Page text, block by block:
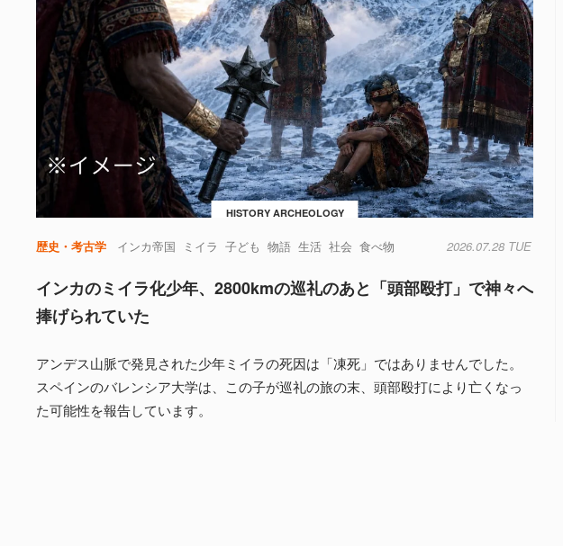
HISTORY ARCHEOLOGY
歴史・考古学 インカ帝国 ミイラ 子ども 物語 生活 社会 食べ物 2026.07.28 TUE
インカのミイラ化少年、2800kmの巡礼のあと「頭部殴打」で神々へ
捧げられていた
アンデス山脈で発見された少年ミイラの死因は「凍死」ではありませんでした。
スペインのバレンシア大学は、この子が巡礼の旅の末、頭部殴打により亡くなっ
た可能性を報告しています。